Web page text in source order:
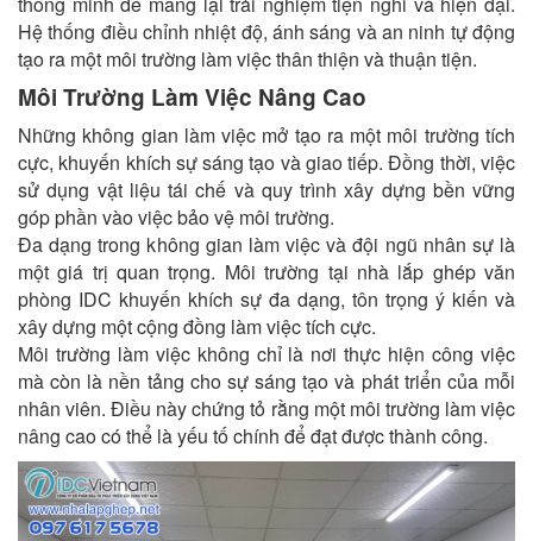
Hệ thống điều chỉnh nhiệt độ, ánh sáng và an ninh tự động
tạo ra một môi trường làm việc thân thiện và thuận tiện.
Môi Trường Làm Việc Nâng Cao
Những không gian làm việc mở tạo ra một môi trường tích
cực, khuyến khích sự sáng tạo và giao tiếp. Đồng thời, việc
sử dụng vật liệu tái chế và quy trình xây dựng bền vững
góp phần vào việc bảo vệ môi trường.
Đa dạng trong không gian làm việc và đội ngũ nhân sự là
một giá trị quan trọng. Môi trường tại nhà lắp ghép văn
phòng IDC khuyến khích sự đa dạng, tôn trọng ý kiến và
xây dựng một cộng đồng làm việc tích cực.
Môi trường làm việc không chỉ là nơi thực hiện công việc
mà còn là nền tảng cho sự sáng tạo và phát triển của mỗi
nhân viên. Điều này chứng tỏ rằng một môi trường làm việc
nâng cao có thể là yếu tố chính để đạt được thành công.